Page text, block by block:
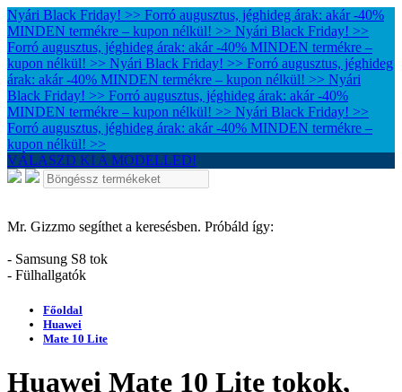
Nyári Black Friday! >> Forró augusztus, jéghideg árak: akár -40%
MINDEN termékre – kupon nélkül! >> Nyári Black Friday! >>
Forró augusztus, jéghideg árak: akár -40% MINDEN termékre –
kupon nélkül! >> Nyári Black Friday! >> Forró augusztus, jéghideg
árak: akár -40% MINDEN termékre – kupon nélkül! >> Nyári
Black Friday! >> Forró augusztus, jéghideg árak: akár -40%
MINDEN termékre – kupon nélkül! >> Nyári Black Friday! >>
Forró augusztus, jéghideg árak: akár -40% MINDEN termékre –
kupon nélkül! >>
VÁLASZD KI A MODELLED!
Mr. Gizzmo segíthet a keresésben. Próbáld így:
- Samsung S8 tok
- Fülhallgatók
Főoldal
Huawei
Mate 10 Lite
Huawei Mate 10 Lite tokok,